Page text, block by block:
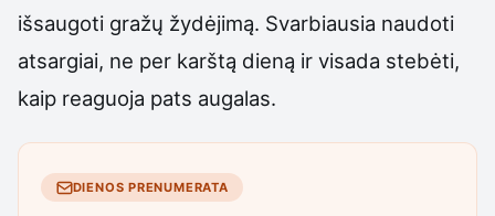
išsaugoti gražų žydėjimą. Svarbiausia naudoti
atsargiai, ne per karštą dieną ir visada stebėti,
kaip reaguoja pats augalas.
DIENOS PRENUMERATA